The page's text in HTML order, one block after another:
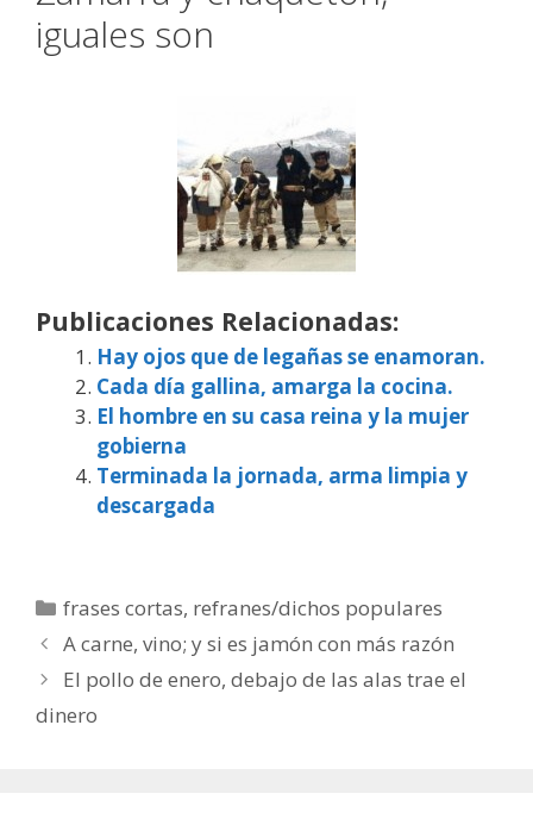
iguales son
Publicaciones Relacionadas:
Hay ojos que de legañas se enamoran.
Cada día gallina, amarga la cocina.
El hombre en su casa reina y la mujer
gobierna
Terminada la jornada, arma limpia y
descargada
Categorías
frases cortas, refranes/dichos populares
A carne, vino; y si es jamón con más razón
El pollo de enero, debajo de las alas trae el
dinero